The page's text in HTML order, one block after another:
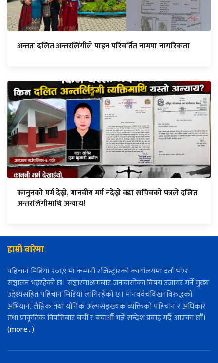
अन्ततः दलित अन्तरलिंगीले पाइन परिवर्तित नाममा नागरिकता
कानुनको मर्म देख्ने, मानवीय मर्म नदेख्ने वडा सचिवको पत्रले दलित
अन्तरलिंगीमाथि अन्याय!
हाम्रो बारेमा
पहिचान मिडिया २०६९ मा कम्पनी रजिस्ट्रारको कार्यालयमा दर्ता भएर
सञ्चालन भइरहेको छ। सञ्चारमाध्यमबाट जनचासोका विषय उजागर गर्ने मुख्य
उद्देश्यसहित पहिचान मिडिया लागिरहेको छ। मानववेचविखनविरुद्धको
अभियान, लैङ्गिक तथा यौनिक अल्पसङ्ख्यक व्यक्तिको पहिचान र अधिकार
तथा प्राकृतिक विपत्तिबाट बचौँ र बचाऔँ भन्ने सन्देश प्रवाह गर्दै आएका छौँ।
(more…)